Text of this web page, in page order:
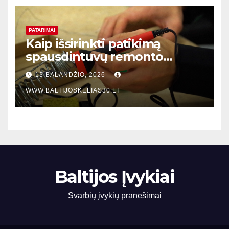
PATARIMAI
Kaip išsirinkti patikimą
spausdintuvų remonto
meistrą Klaipėdoje: praktinis
vadovas verslo įmonėms
13 BALANDŽIO, 2026
WWW.BALTIJOSKELIAS30.LT
Baltijos Įvykiai
Svarbių įvykių pranešimai